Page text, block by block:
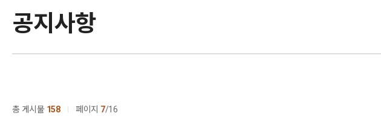
공지사항
총 게시물 158 페이지 7 16